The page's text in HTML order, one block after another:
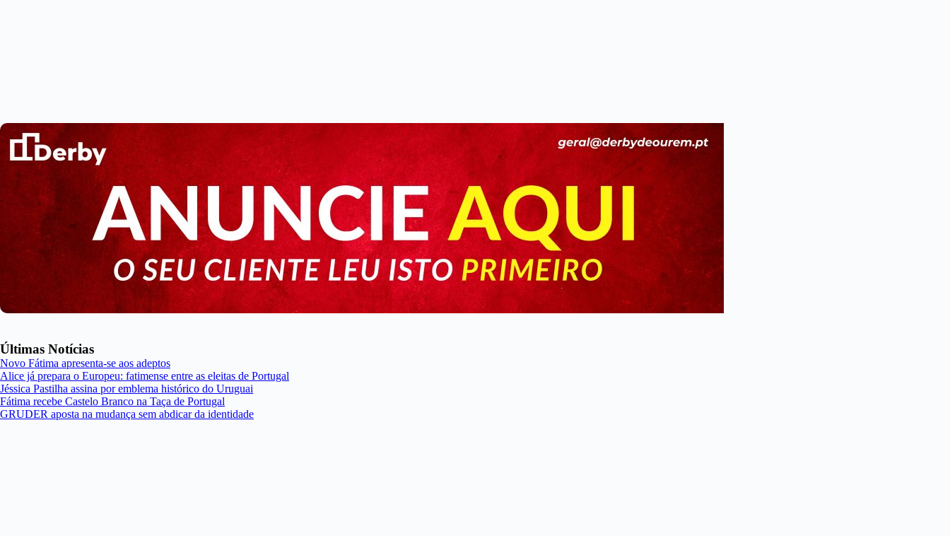
Últimas Notícias
Novo Fátima apresenta-se aos adeptos
Alice já prepara o Europeu: fatimense entre as eleitas de Portugal
Jéssica Pastilha assina por emblema histórico do Uruguai
Fátima recebe Castelo Branco na Taça de Portugal
GRUDER aposta na mudança sem abdicar da identidade